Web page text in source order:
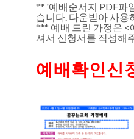
** '예배순서지 PDF파
습니다. 다운받아 사용
*** 예배 드린 가정은 <
셔서 신청서를 작성해
예배확인신